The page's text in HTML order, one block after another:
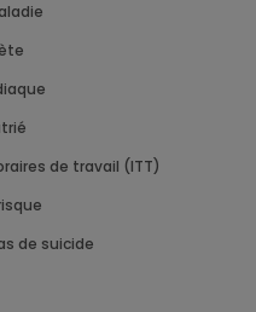
de travail (ITT)
de suicide